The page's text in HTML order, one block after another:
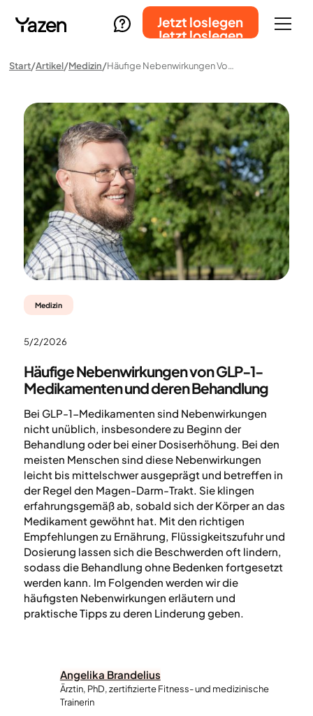
Jetzt loslegen
Jetzt loslegen
Start Artikel Medizin Häufige Nebenwirkungen Von GLP-1-Medikamenten Und Deren Behandlung
Medizin
5/2/2026
Häufige Nebenwirkungen von GLP-1-
Medikamenten und deren Behandlung
Bei GLP-1-Medikamenten sind Nebenwirkungen
nicht unüblich, insbesondere zu Beginn der
Behandlung oder bei einer Dosiserhöhung. Bei den
meisten Menschen sind diese Nebenwirkungen
leicht bis mittelschwer ausgeprägt und betreffen in
der Regel den Magen-Darm-Trakt. Sie klingen
erfahrungsgemäß ab, sobald sich der Körper an das
Medikament gewöhnt hat. Mit den richtigen
Empfehlungen zu Ernährung, Flüssigkeitszufuhr und
Dosierung lassen sich die Beschwerden oft lindern,
sodass die Behandlung ohne Bedenken fortgesetzt
werden kann. Im Folgenden werden wir die
häufigsten Nebenwirkungen erläutern und
praktische Tipps zu deren Linderung geben.
Angelika Brandelius
Ärztin, PhD, zertifizierte Fitness- und medizinische
Trainerin